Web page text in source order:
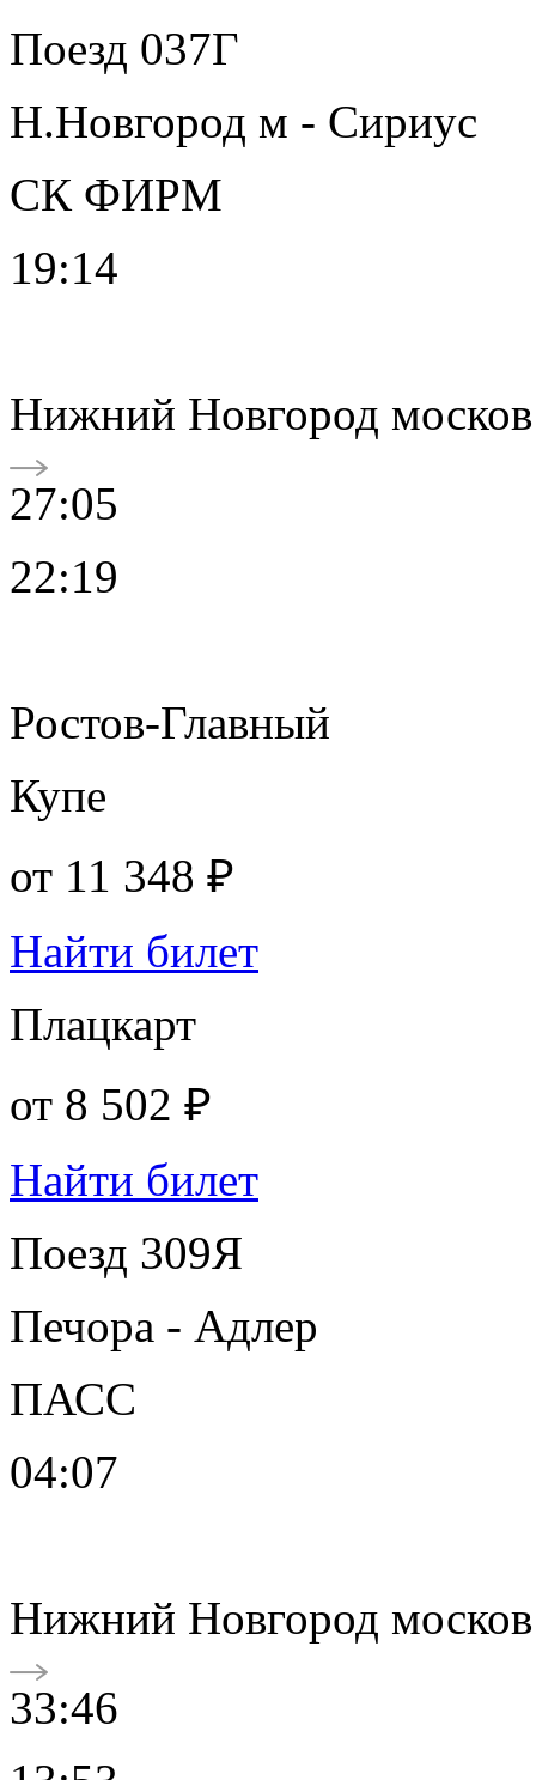
Поезд 037Г
Н.Новгород м - Сириус
СК ФИРМ
19:14
Нижний Новгород москов
27:05
22:19
Ростов-Главный
Купе
от 11 348 ₽
Найти билет
Плацкарт
от 8 502 ₽
Найти билет
Поезд 309Я
Печора - Адлер
ПАСС
04:07
Нижний Новгород москов
33:46